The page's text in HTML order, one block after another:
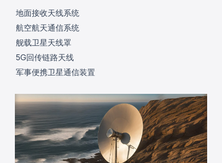
地面接收天线系统
航空航天通信系统
舰载卫星天线罩
5G回传链路天线
军事便携卫星通信装置